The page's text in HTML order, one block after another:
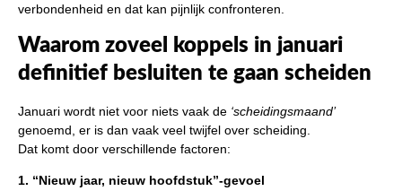
verbondenheid en dat kan pijnlijk confronteren.
Waarom zoveel koppels in januari
definitief besluiten te gaan scheiden
Januari wordt niet voor niets vaak de ‘scheidingsmaand’
genoemd, er is dan vaak veel twijfel over scheiding.
Dat komt door verschillende factoren:
1. “Nieuw jaar, nieuw hoofdstuk”-gevoel